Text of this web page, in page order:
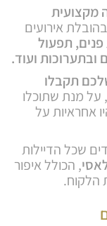
מקצועית
אירועים
תפעול
ובתערוכות ועוד.
תקבלו
, על מנת שתוכלו
אחראיות על
שכל הדיילות
, הכולל איפור
הלקוח.